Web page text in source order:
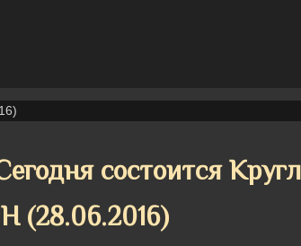
состоится
(28.06.2016)